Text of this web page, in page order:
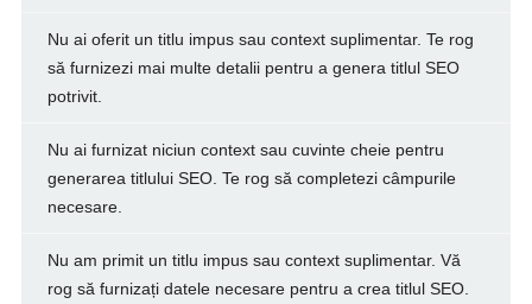
Nu ai oferit un titlu impus sau context suplimentar. Te rog
să furnizezi mai multe detalii pentru a genera titlul SEO
potrivit.
Nu ai furnizat niciun context sau cuvinte cheie pentru
generarea titlului SEO. Te rog să completezi câmpurile
necesare.
Nu am primit un titlu impus sau context suplimentar. Vă
rog să furnizați datele necesare pentru a crea titlul SEO.